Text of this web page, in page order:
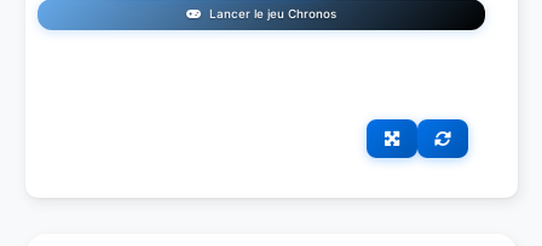
Lancer le jeu Chronos